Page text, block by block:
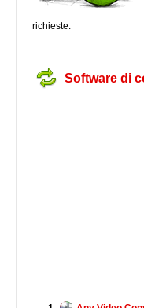
richieste.
Software di